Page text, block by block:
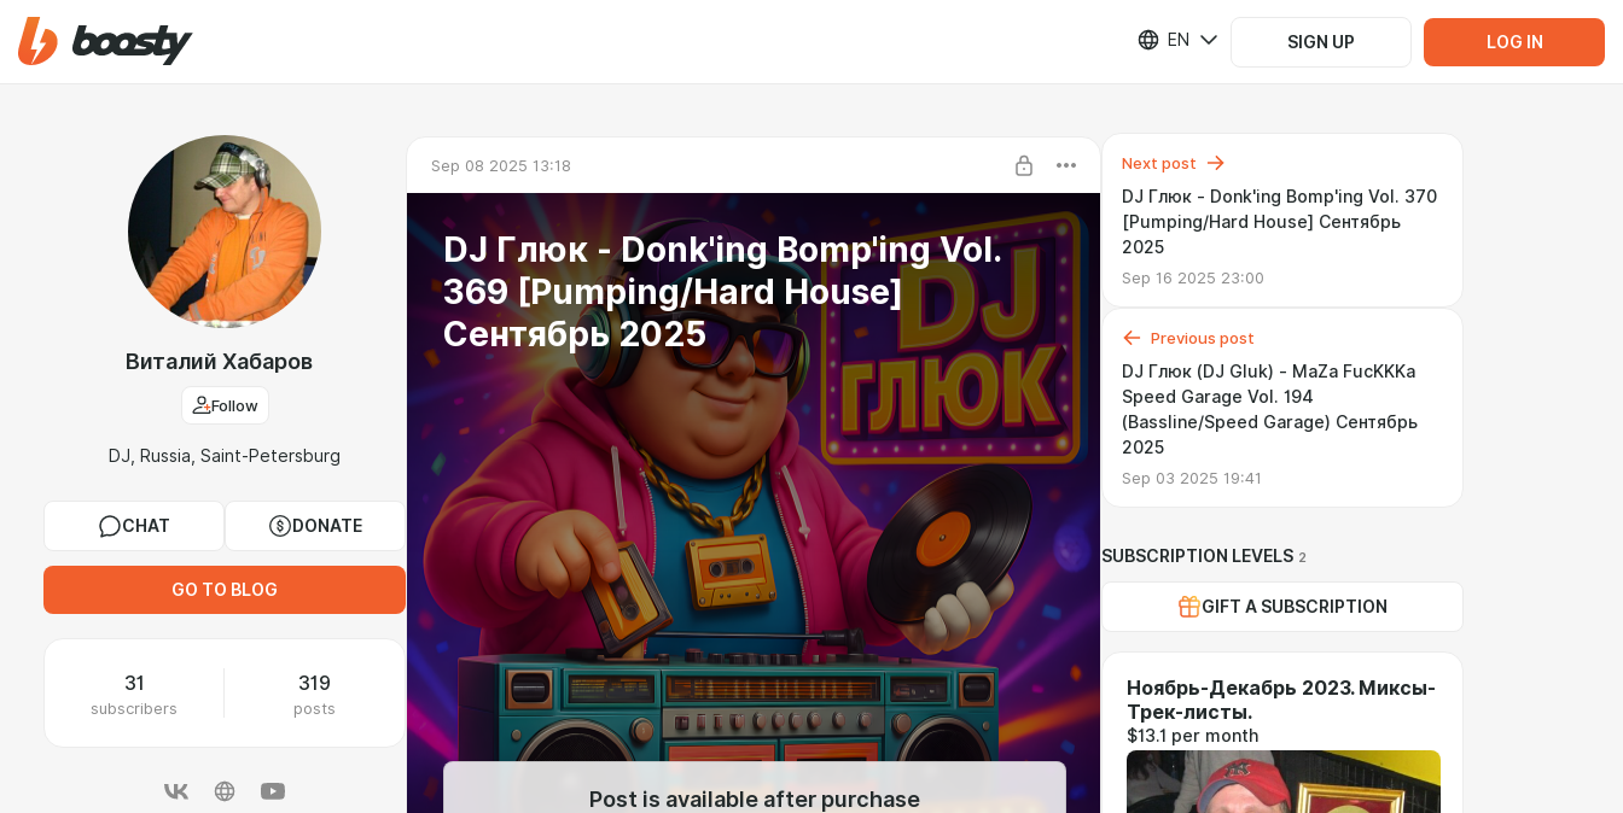
EN SIGN UP LOG IN
Виталий Хабаров
Follow
DJ, Russia, Saint-Petersburg
CHAT DONATE
GO TO BLOG
31
subscribers
319
posts
Sep 08 2025 13:18
DJ Глюк - Donk'ing Bomp'ing Vol.
369 [Pumping/Hard House]
Сентябрь 2025
Post is available after purchase
Next post
DJ Глюк - Donk'ing Bomp'ing Vol. 370
[Pumping/Hard House] Сентябрь
2025
Sep 16 2025 23:00
Previous post
DJ Глюк (DJ Gluk) - MaZa FucKKKa
Speed Garage Vol. 194
(Bassline/Speed Garage) Сентябрь
2025
Sep 03 2025 19:41
SUBSCRIPTION LEVELS 2
GIFT A SUBSCRIPTION
Ноябрь-Декабрь 2023. Миксы-
Трек-листы.
$13.1 per month